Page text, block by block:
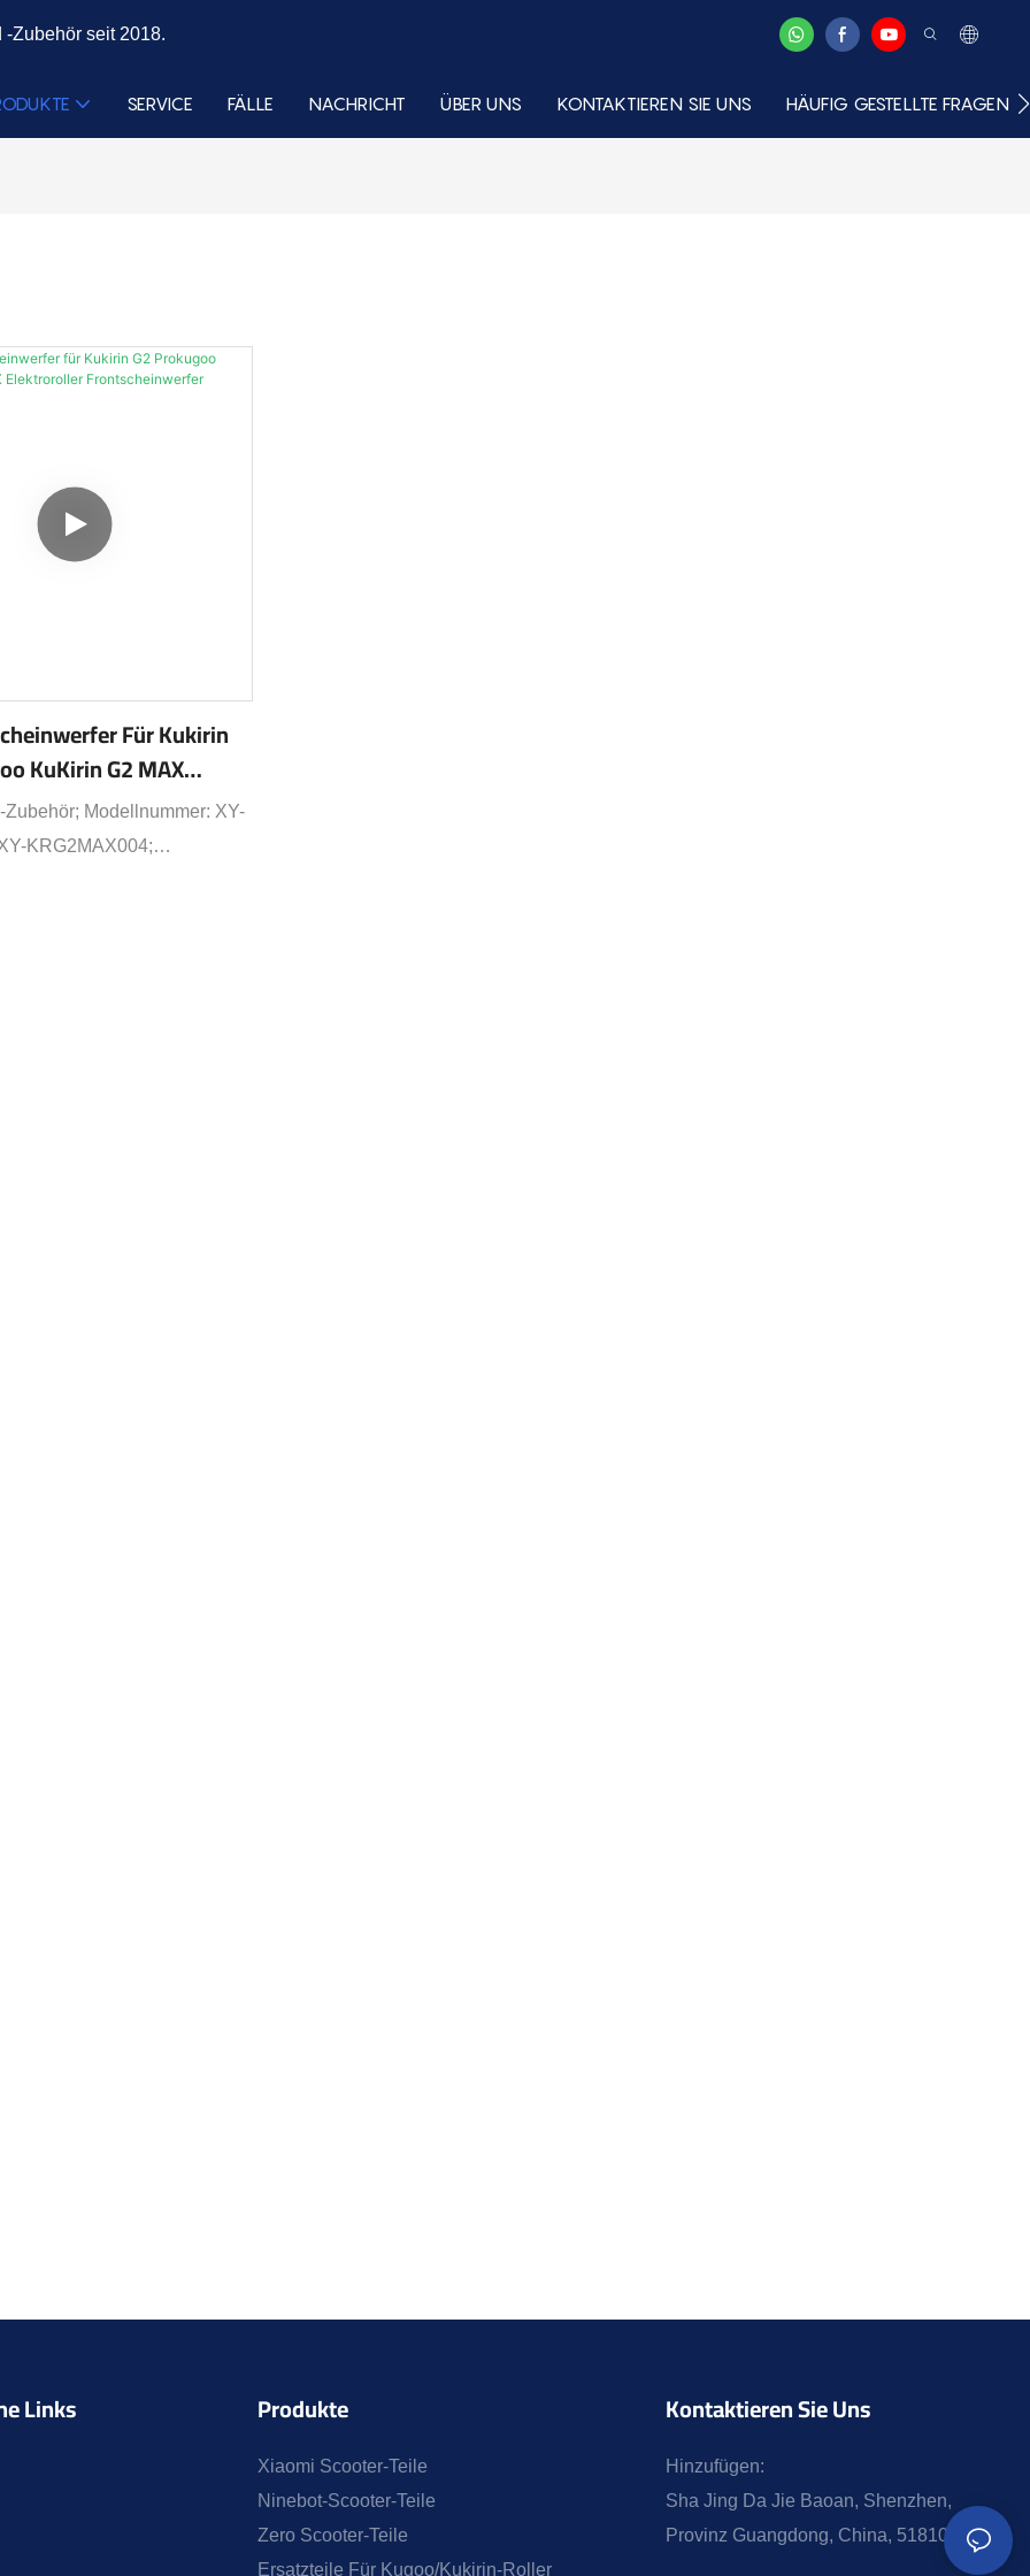
-Zubehör seit 2018.
SERVICE FÄLLE NACHRICHT ÜBER UNS KONTAKTIEREN SIE UNS HÄUFIG GESTELLTE FRAGEN
Für Kukirin
KuKirin G2 MAX
Frontscheinwerfer
Zubehör; Modellnummer: XY-
KRG2MAX004;
Links Produkte
Xiaomi Scooter-Teile
Ninebot-Scooter-Teile
Zero Scooter-Teile
Ersatzteile Für Kugoo/Kukirin-Roller
Kontaktieren Sie Uns
Hinzufügen:
Sha Jing Da Jie Baoan, Shenzhen,
Provinz Guangdong, China, 518104